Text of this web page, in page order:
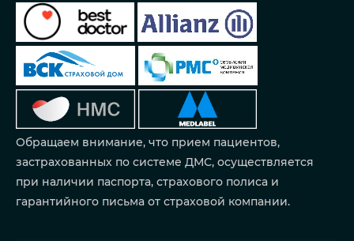
Обращаем внимание, что прием пациентов,
застрахованных по системе ДМС, осуществляется
при наличии паспорта, страхового полиса и
гарантийного письма от страховой компании.